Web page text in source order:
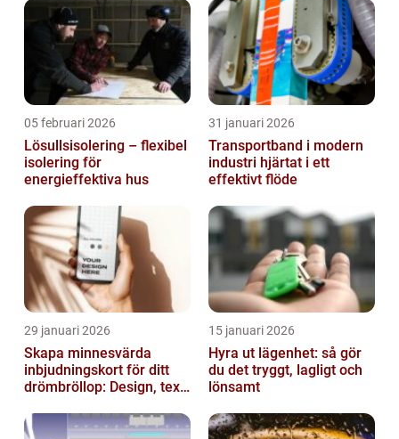
05 februari 2026
Lösullsisolering – flexibel
isolering för
energieffektiva hus
31 januari 2026
Transportband i modern
industri hjärtat i ett
effektivt flöde
29 januari 2026
Skapa minnesvärda
inbjudningskort för ditt
drömbröllop: Design, text
15 januari 2026
Hyra ut lägenhet: så gör
du det tryggt, lagligt och
lönsamt